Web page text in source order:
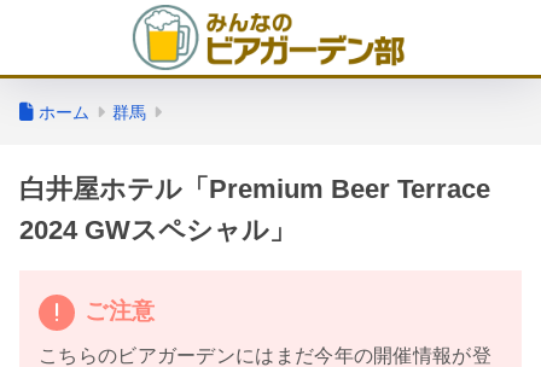
ホーム 群馬
白井屋ホテル「Premium Beer Terrace
2024 GWスペシャル」
ご注意
こちらのビアガーデンにはまだ今年の開催情報が登